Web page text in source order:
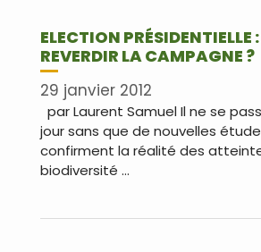
ELECTION
REVERDIR LA CAMPAGNE ?
29 janvier 2012
par Laurent Samuel Il ne se
jour sans que de nouvelles
confirment la réalité des
biodiversité …